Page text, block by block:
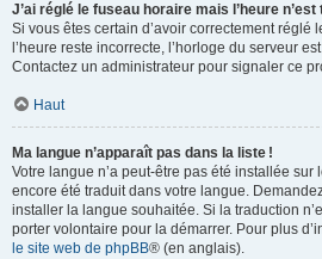
J’ai réglé le fuseau horaire mais l’heure
Si vous êtes certain d’avoir correctement réglé
l’heure reste incorrecte, l’horloge du serveur
Contactez un administrateur pour signaler ce
Haut
Ma langue n’apparaît pas dans la liste !
Votre langue n’a peut-être pas été installée sur
encore été traduit dans votre langue.
installer la langue souhaitée. Si la traduction
porter volontaire pour la démarrer. Pour plus
le site web de phpBB® (en anglais).